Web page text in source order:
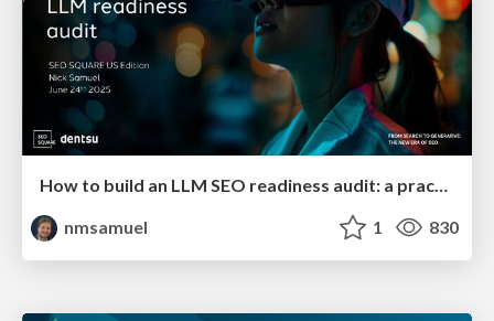
How to build an LLM SEO readiness audit: a practical framework
nmsamuel
1 830